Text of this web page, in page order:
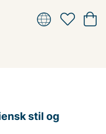
stil og